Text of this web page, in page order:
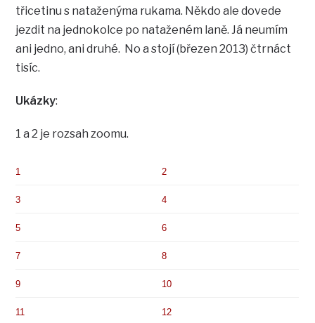
třicetinu s nataženýma rukama. Někdo ale dovede
jezdit na jednokolce po nataženém laně. Já neumím
ani jedno, ani druhé. No a stojí (březen 2013) čtrnáct
tisíc.
Ukázky:
1 a 2 je rozsah zoomu.
1 2
3 4
5 6
7 8
9 10
11 12